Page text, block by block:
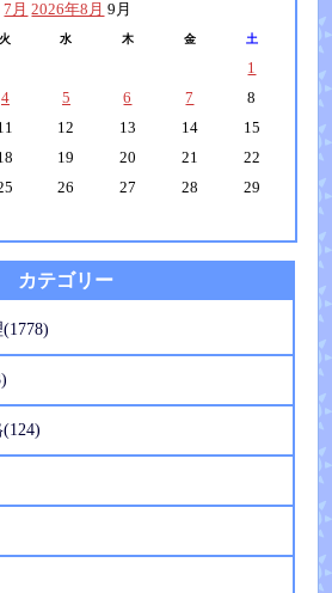
7月 2026年8月 9月
火 水 木 金 土
1
4 5 6 7
8
12 13 14
15
19 20 21
22
26 27 28
29
カテゴリー